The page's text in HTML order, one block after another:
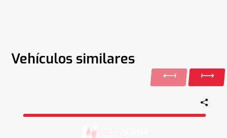
Vehículos similares